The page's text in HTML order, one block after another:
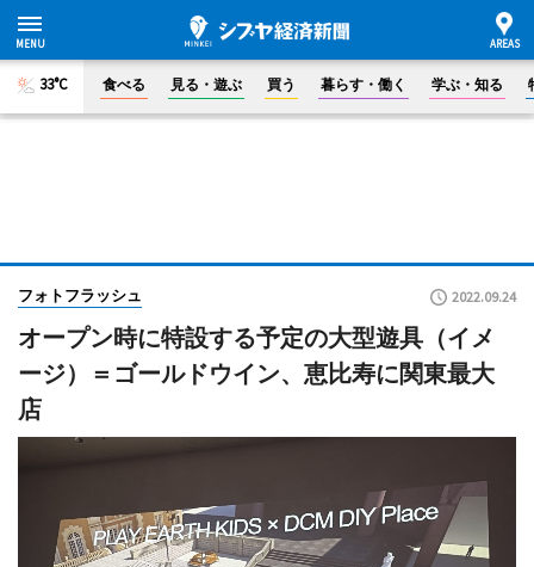
33°C 食べる 見る・遊ぶ 買う 暮らす・働く 学ぶ・知る
フォトフラッシュ 2022.09.24
オープン時に特設する予定の大型遊具（イメ
ージ）＝ゴールドウイン、恵比寿に関東最大
店